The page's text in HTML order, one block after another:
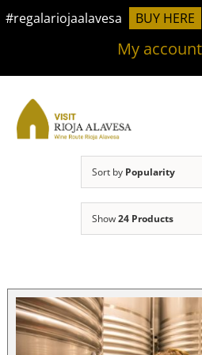
Skip
#regalariojaalavesa BUY HERE
My account
Sort by Popularity
Show24 Products